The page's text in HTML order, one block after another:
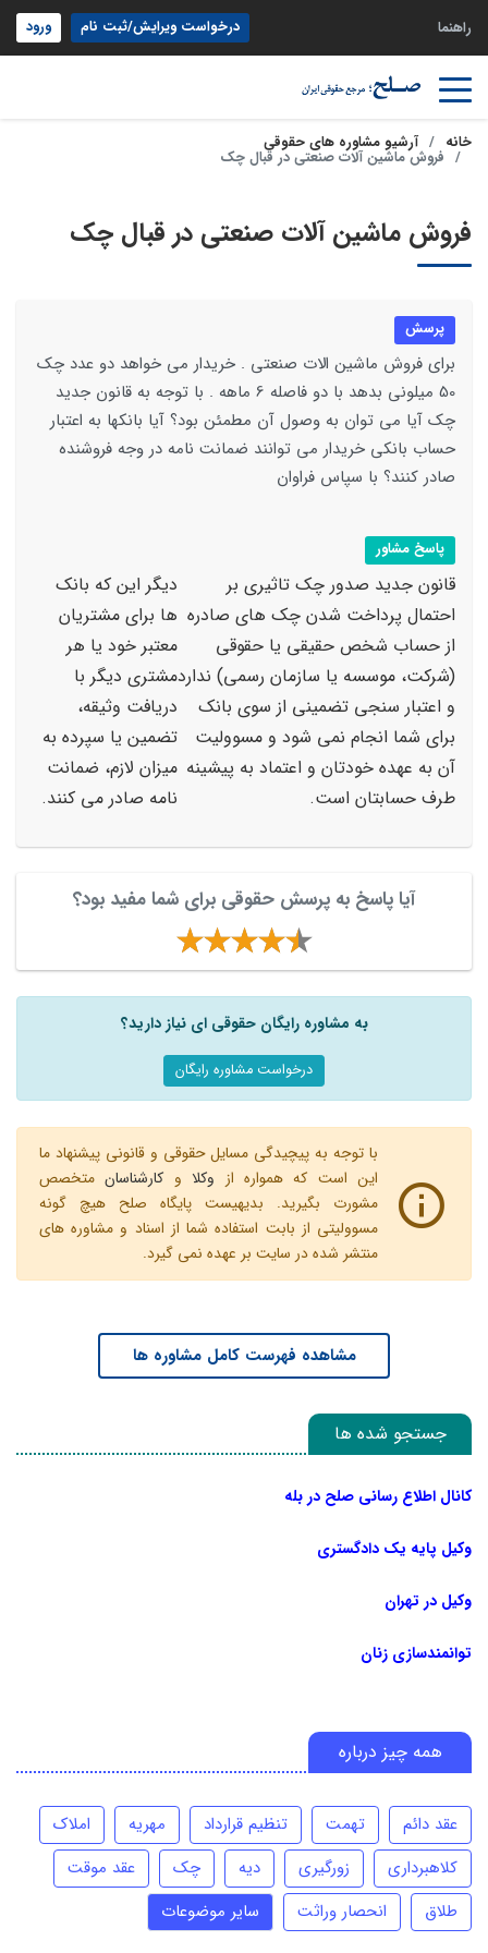
راهنما درخواست ویرایش/ثبت نام ورود
خانه آرشیو مشاوره های حقوقی
فروش ماشین آلات صنعتی در قبال چک
فروش ماشین آلات صنعتی در قبال چک
پرسش
برای فروش ماشین الات صنعتی . خریدار می خواهد دو عدد چک
50 میلونی بدهد با دو فاصله 6 ماهه . با توجه به قانون جدید
چک آیا می توان به وصول آن مطمئن بود؟ آیا بانکها به اعتبار
حساب بانکی خریدار می توانند ضمانت نامه در وجه فروشنده
صادر کنند؟ با سپاس فراوان
پاسخ مشاور
قانون جدید صدور چک تاثیری بر
احتمال پرداخت شدن چک های صادره
از حساب شخص حقیقی یا حقوقی
(شرکت، موسسه یا سازمان رسمی) ندارد
و اعتبار سنجی تضمینی از سوی بانک
برای شما انجام نمی شود و مسوولیت
آن به عهده خودتان و اعتماد به پیشینه
طرف حسابتان است.
دیگر این که بانک
ها برای مشتریان
معتبر خود یا هر
مشتری دیگر با
دریافت وثیقه،
تضمین یا سپرده به
میزان لازم، ضمانت
نامه صادر می کنند.
آیا پاسخ به پرسش حقوقی برای شما مفید بود؟
به مشاوره رایگان حقوقی ای نیاز دارید؟
درخواست مشاوره رایگان
با توجه به پیچیدگی مسایل حقوقی و قانونی پیشنهاد ما
این است که همواره از وکلاو کارشناسانمتخصص
مشورت بگیرید. بدیهیست پایگاه صلح هیچ گونه
مسوولیتی از بابت استفاده شما از اسناد و مشاوره های
منتشر شده در سایت بر عهده نمی گیرد.
مشاهده فهرست کامل مشاوره ها
جستجو شده ها
کانال اطلاع رسانی صلح در بله
وکیل پایه یک دادگستری
وکیل در تهران
توانمندسازی زنان
همه چیز درباره
عقد دائم تهمت تنظیم قرارداد مهریه
املاک
کلاهبرداری
زورگیری دیه چک
عقد موقت
طلاق
انحصار وراثت سایر موضوعات